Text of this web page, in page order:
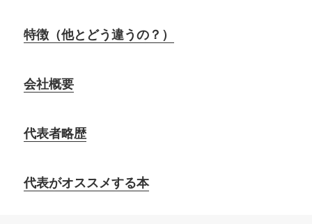
特徴（他とどう違うの？）
会社概要
代表者略歴
代表がオススメする本